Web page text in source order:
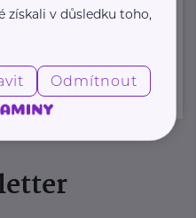
společností
získali v důsledku toho,
Odmítnout